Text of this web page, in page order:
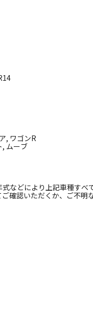
, ワゴンR
, ムーブ
などにより上記車種すべ
確認いただくか、ご不明